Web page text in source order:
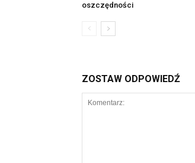
oszczędności
ZOSTAW ODPOWIEDŹ